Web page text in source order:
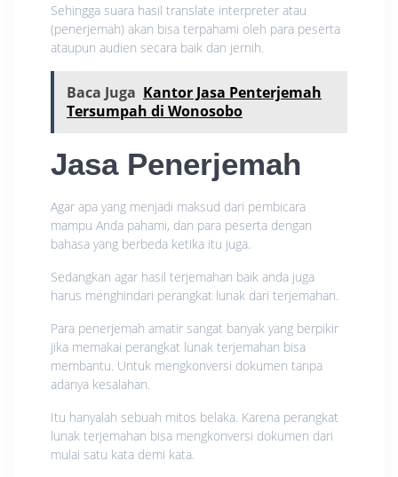
Sehingga suara hasil translate interpreter atau
(penerjemah) akan bisa terpahami oleh para peserta
ataupun audien secara baik dan jernih.
Baca Juga Kantor Jasa Penterjemah
Tersumpah di Wonosobo
Jasa Penerjemah
Agar apa yang menjadi maksud dari pembicara
mampu Anda pahami, dan para peserta dengan
bahasa yang berbeda ketika itu juga.
Sedangkan agar hasil terjemahan baik anda juga
harus menghindari perangkat lunak dari terjemahan.
Para penerjemah amatir sangat banyak yang berpikir
jika memakai perangkat lunak terjemahan bisa
membantu. Untuk mengkonversi dokumen tanpa
adanya kesalahan.
Itu hanyalah sebuah mitos belaka. Karena perangkat
lunak terjemahan bisa mengkonversi dokumen dari
mulai satu kata demi kata.